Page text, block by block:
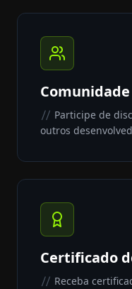
// Participe de
outros
Certificado
// Receba